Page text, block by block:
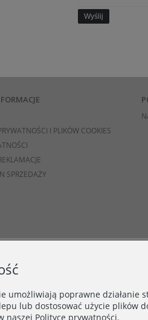
Wyślij
I PLIKÓW COOKIES
SPRZEDAŻY
umożliwiają poprawne działanie
lub dostosować użycie plików
naszej Polityce prywatności.